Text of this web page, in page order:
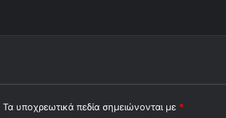
Τα υποχρεωτικά πεδία σημειώνονται με *